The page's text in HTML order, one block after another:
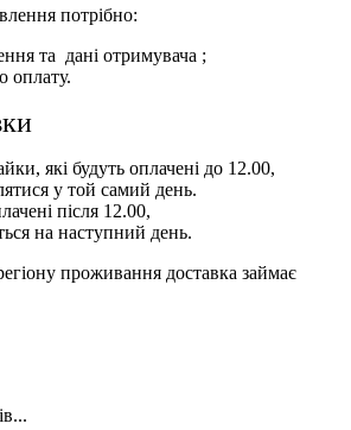
потрібно:
та дані отримувача ;
оплату.
які будуть оплачені до 12.00,
у той самий день.
після 12.00,
на наступний день.
проживання доставка займає